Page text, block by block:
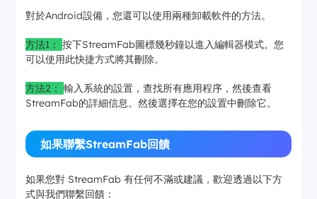
對於Android設備，您還可以使用兩種卸載軟件的方法。
方法1：按下StreamFab圖標幾秒鐘以進入編輯器模式。您
可以使用此快捷方式將其刪除。
方法2：輸入系統的設置，查找所有應用程序，然後查看
StreamFab的詳細信息。然後選擇在您的設置中刪除它。
如果聯繫StreamFab回饋
如果您對 StreamFab 有任何不滿或建議，歡迎透過以下方
式與我們聯繫回饋：